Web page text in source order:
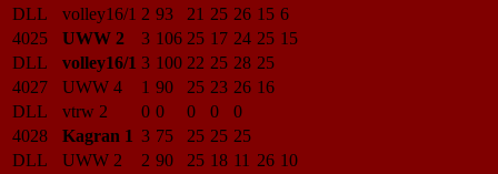
DLL
volley16/1 2 93 21 25 26 15 6
4025
UWW 2 3 106 25 17 24 25 15
DLL
volley16/1 3 100 22 25 28 25
4027
UWW 4 1 90 25 23 26 16
DLL
vtrw 2 0 0 0 0
0
4028
Kagran 1 3 75 25 25 25
DLL
UWW 2 2 90 25 18 11 26 10